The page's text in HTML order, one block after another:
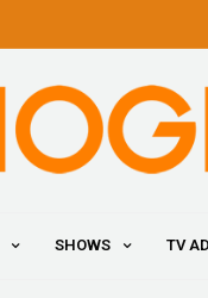
SHOWS TV